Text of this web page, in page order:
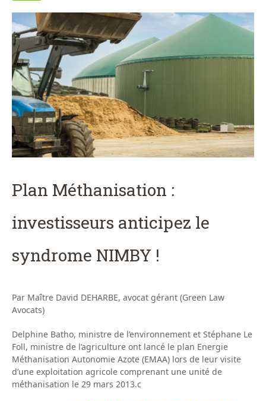
Plan Méthanisation :
investisseurs anticipez le
syndrome NIMBY !
Par Maître David DEHARBE, avocat gérant (Green Law
Avocats)
Delphine Batho, ministre de l’environnement et Stéphane Le
Foll, ministre de l’agriculture ont lancé le plan Energie
Méthanisation Autonomie Azote (EMAA) lors de leur visite
d’une exploitation agricole comprenant une unité de
méthanisation le 29 mars 2013.c